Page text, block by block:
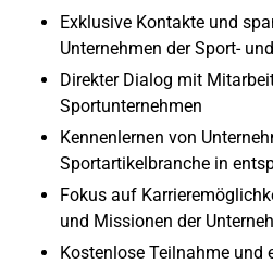
Exklusive Kontakte und
Unternehmen der Sport-
Direkter Dialog mit
Sportunternehmen
Kennenlernen von
Sportartikelbranche in
Fokus auf
und Missionen der
Kostenlose Teilnahme und